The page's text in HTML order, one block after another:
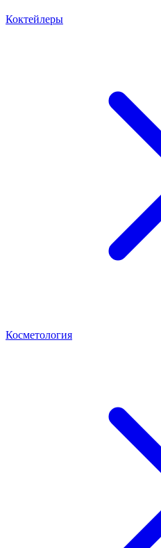
Коктейлеры
Косметология